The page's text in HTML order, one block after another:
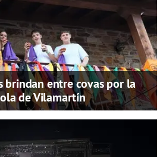
brindan entre covas por la
de Vilamartín